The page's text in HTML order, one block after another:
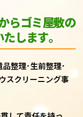
らゴミ屋敷の
します｡
整理･生前整理･
スクリーニング事